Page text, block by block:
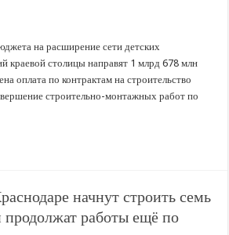
на расширение сети детских
краевой столицы направят 1 млрд 678 млн
оплата по контрактам на строительство
строительно-монтажных работ по
начнут строить семь
продолжат работы ещё по